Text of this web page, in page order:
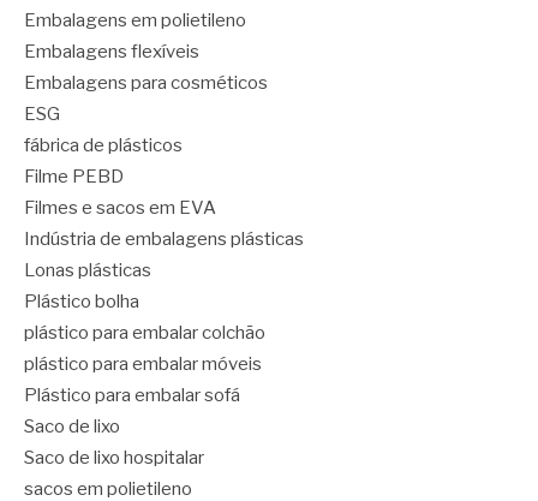
Embalagens em polietileno
Embalagens flexíveis
Embalagens para cosméticos
ESG
fábrica de plásticos
Filme PEBD
Filmes e sacos em EVA
Indústria de embalagens plásticas
Lonas plásticas
Plástico bolha
plástico para embalar colchão
plástico para embalar móveis
Plástico para embalar sofá
Saco de lixo
Saco de lixo hospitalar
sacos em polietileno